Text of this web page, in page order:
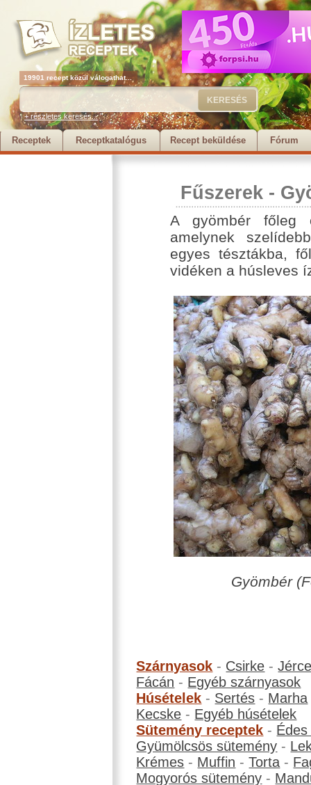
19901 recept közül válogathat...
+ részletes keresés...
Receptek Receptkatalógus Recept beküldése Fórum
Fűszerek -
A gyömbér főleg
amelynek
egyes tésztákba,
vidéken a húsleves
Gyömbér
Szárnyasok - Csirke -
Fácán - Egyéb szárnyasok
Húsételek - Sertés - Marha
Kecske - Egyéb húsételek
Sütemény receptek -
Gyümölcsös sütemény -
Krémes - Muffin -Torta -
Mogyorós sütemény -